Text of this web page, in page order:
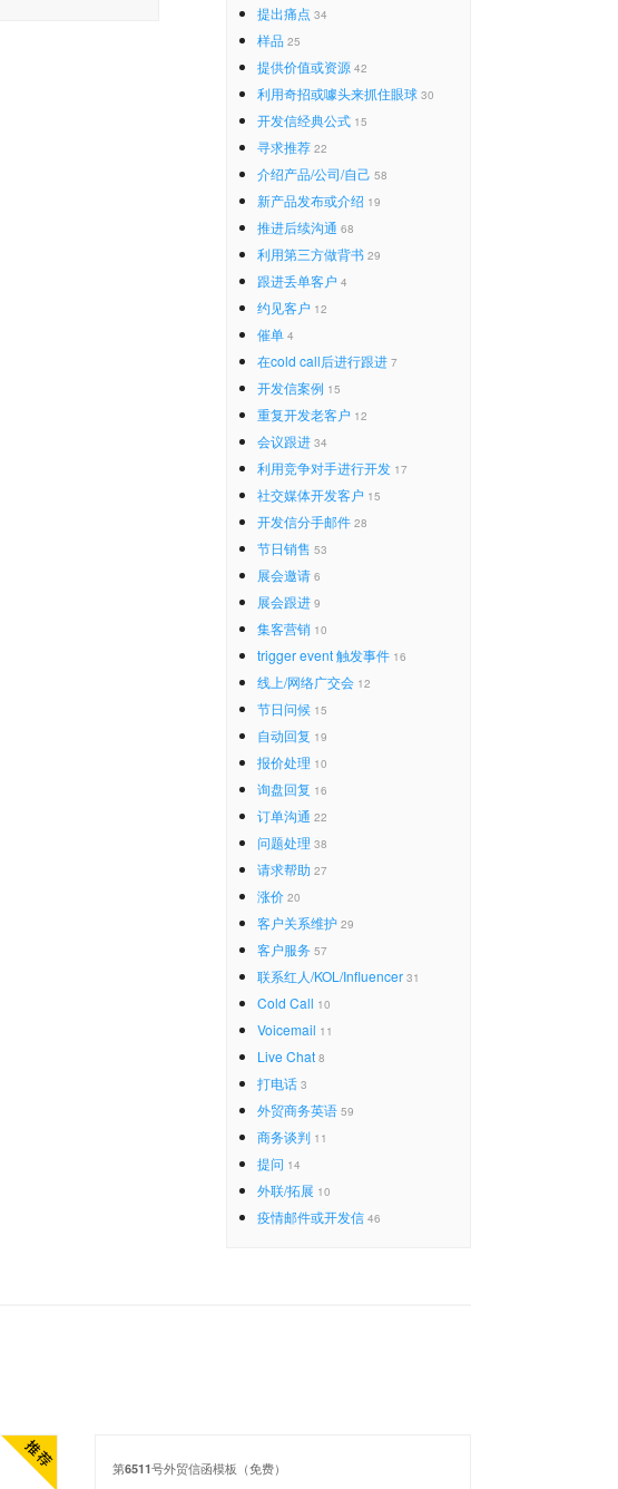
提出痛点 34
样品 25
提供价值或资源 42
利用奇招或噱头来抓住眼球 30
开发信经典公式 15
寻求推荐 22
介绍产品/公司/自己 58
新产品发布或介绍 19
推进后续沟通 68
利用第三方做背书 29
跟进丢单客户 4
约见客户 12
催单 4
在cold call后进行跟进 7
开发信案例 15
重复开发老客户 12
会议跟进 34
利用竞争对手进行开发 17
社交媒体开发客户 15
开发信分手邮件 28
节日销售 53
展会邀请 6
展会跟进 9
集客营销 10
trigger event 触发事件 16
线上/网络广交会 12
节日问候 15
自动回复 19
报价处理 10
询盘回复 16
订单沟通 22
问题处理 38
请求帮助 27
涨价 20
客户关系维护 29
客户服务 57
联系红人/KOL/Influencer 31
Cold Call 10
Voicemail 11
Live Chat 8
打电话 3
外贸商务英语 59
商务谈判 11
提问 14
外联/拓展 10
疫情邮件或开发信 46
第6511号外贸信函模板（免费）